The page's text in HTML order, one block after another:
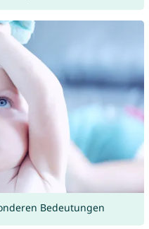
Bedeutungen